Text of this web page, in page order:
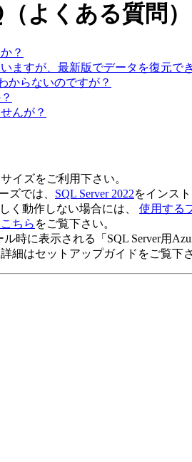
よくある質問
？
ますが、最新版でデータを復元で
からないのですが？
んが？
イズをご利用下さい。
ズでは、 SQL Server 2022をインス
く動作しない場合には、 使用する
ちら をご覧下さい。
ル時に表示される「SQL Server用
細はセットアップガイドをご覧下さ